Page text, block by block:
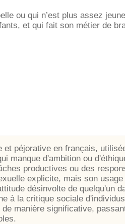
ou qui n’est plus assez
et qui fait son métier de
péjorative en français,
manque d'ambition ou
productives ou des
explicite, mais son
désinvolte de quelqu'un
à la critique sociale
manière significative,